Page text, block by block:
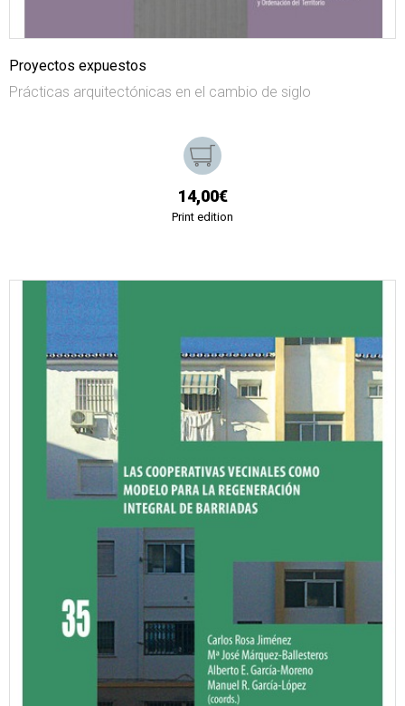
Proyectos expuestos
Prácticas arquitectónicas en el cambio de siglo
14,00€
Print edition